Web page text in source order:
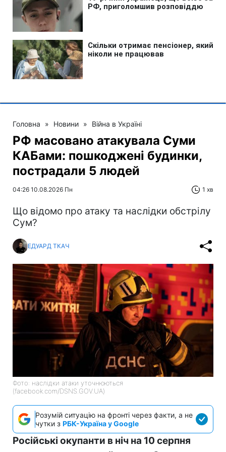
Головна » Новини » Війна в Україні
РФ масовано атакувала Суми
КАБами: пошкоджені будинки,
пострадали 5 людей
04:26 10.08.2026 Пн 1 хв
Що відомо про атаку та наслідки обстрілу
Сум?
ЕДУАРД ТКАЧ
Фото: наслідки атаки уточнюються
(facebook.com/DSNS.GOV.UA)
Розумій ситуацію на фронті через факти, а не
чутки з РБК-Україна у Google
Російські окупанти в ніч на 10 серпня